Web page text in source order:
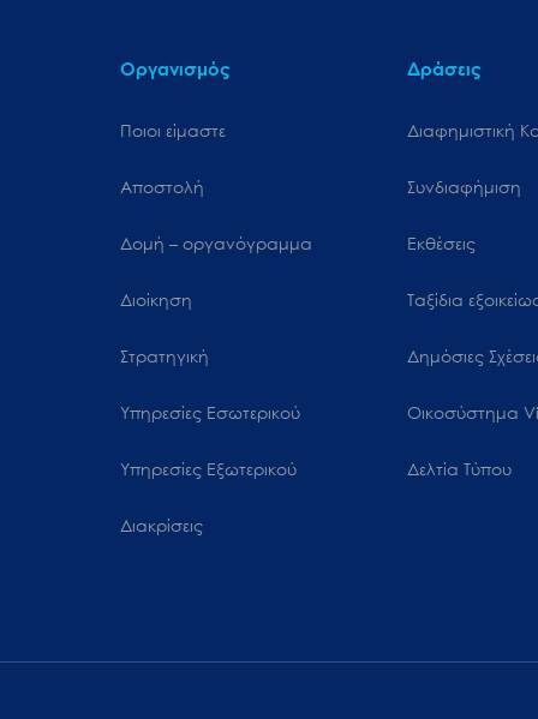
Οργανισμός
Ποιοι είμαστε
Αποστολή
Δομή – οργανόγραμμα
Διοίκηση
Στρατηγική
Υπηρεσίες Εσωτερικού
Υπηρεσίες Εξωτερικού
Διακρίσεις
Δράσεις
Διαφημιστική
Συνδιαφήμιση
Εκθέσεις
Ταξίδια
Δημόσιες
Oικοσύστημα
Δελτία Τύπου